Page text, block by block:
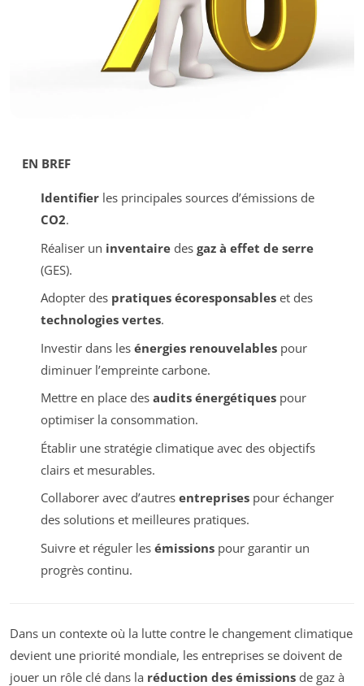
EN BREF
Identifierles principales sources d’émissions de
CO2.
Réaliser un inventairedes gaz à effet de serre
(GES).
Adopter des pratiques écoresponsableset des
technologies vertes.
Investir dans les énergies renouvelablespour
diminuer l’empreinte carbone.
Mettre en place des audits énergétiquespour
optimiser la consommation.
Établir une stratégie climatique avec des objectifs
clairs et mesurables.
Collaborer avec d’autres entreprisespour échanger
des solutions et meilleures pratiques.
Suivre et réguler les émissionspour garantir un
progrès continu.
Dans un contexte où la lutte contre le changement climatique
devient une priorité mondiale, les entreprises se doivent de
jouer un rôle clé dans la réduction des émissions de gaz à